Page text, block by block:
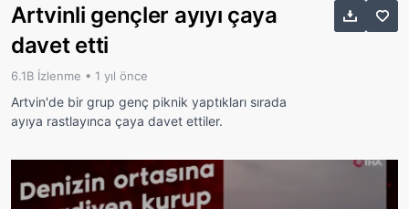
Artvinli gençler ayıyı çaya
davet etti
6.1B İzlenme • 1 yıl önce
Artvin'de bir grup genç piknik yaptıkları sırada
ayıya rastlayınca çaya davet ettiler.